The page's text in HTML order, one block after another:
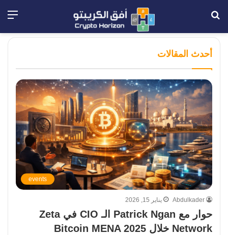
أحدث المقالات
events
Abdulkader يناير 15, 2026
حوار مع Patrick Ngan الـ CIO في Zeta
Network خلال Bitcoin MENA 2025